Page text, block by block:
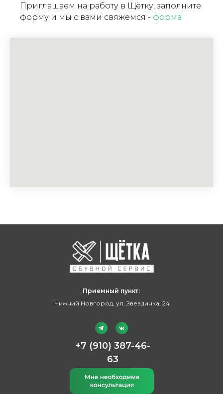
Приглашаем на работу в Щётку, заполните
форму и мы с вами свяжемся - форма
Приемный пункт:
Нижний Новгород, ул, Звездинка, 24
+7 (910) 387-46-
63